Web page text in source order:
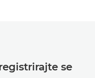
se